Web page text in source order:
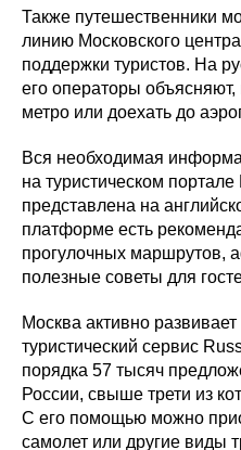
Также путешественники
линию Московского
поддержки туристов. На
его операторы объясняют,
метро или доехать до
Вся необходимая
на туристическом
представлена на
платформе есть
прогулочных маршрутов,
полезные советы для
Москва активно
туристический сервис
порядка 57 тысяч
России, свыше трети из
С его помощью можно
самолет или другие виды